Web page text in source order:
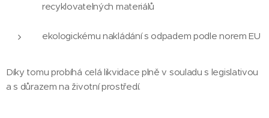
recyklovatelných materiálů
ekologickému nakládání s odpadem podle norem EU
Díky tomu probíhá celá likvidace plně v souladu s legislativou
a s důrazem na životní prostředí.